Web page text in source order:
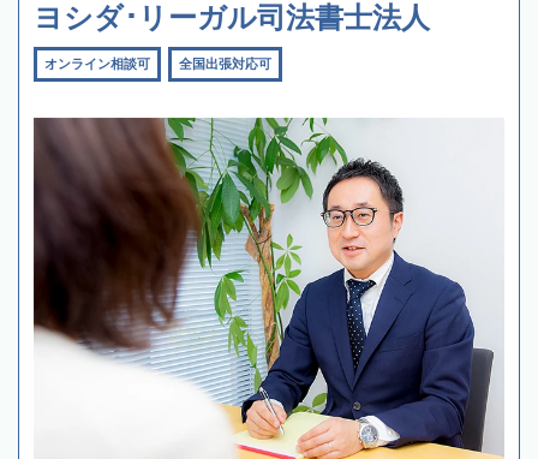
ヨシダ･リーガル司法書士法人
オンライン相談可 全国出張対応可